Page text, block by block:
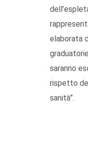
elaborata
saranno
rispetto
sanità”.